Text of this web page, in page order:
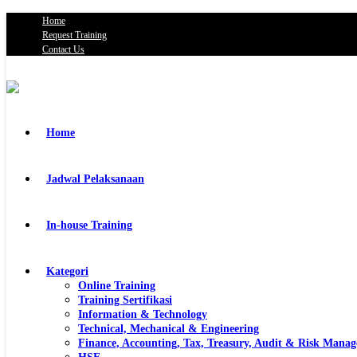
Home
Request Training
Contact Us
Home
Jadwal Pelaksanaan
In-house Training
Kategori
Online Training
Training Sertifikasi
Information & Technology
Technical, Mechanical & Engineering
Finance, Accounting, Tax, Treasury, Audit & Risk